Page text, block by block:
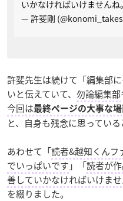
いかなければいけませんね。
— 許斐剛
許斐先生は続けて「編集部
いと伝えていて、 勿論編集
今回は最終ページの大事な
と、自身も残念に思っている
あわせて「読者&越知くんフ
でいっぱいです 」「読者が
善していかなければいけま
を綴りました。